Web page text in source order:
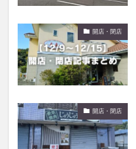
開店・閉店
開店・閉店